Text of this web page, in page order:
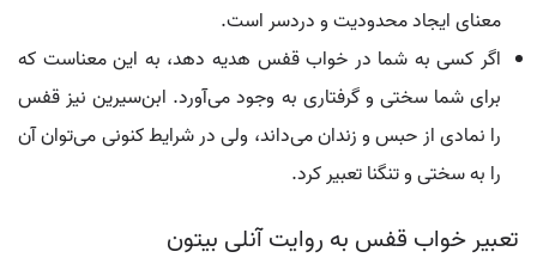
معنای ایجاد محدودیت و دردسر است.
اگر کسی به شما در خواب قفس هدیه دهد، به این معناست که
برای شما سختی و گرفتاری به وجود می‌آورد. ابن‌سیرین نیز قفس
را نمادی از حبس و زندان می‌داند، ولی در شرایط کنونی می‌توان آن
را به سختی و تنگنا تعبیر کرد.
تعبیر خواب قفس به روایت آنلی بیتون